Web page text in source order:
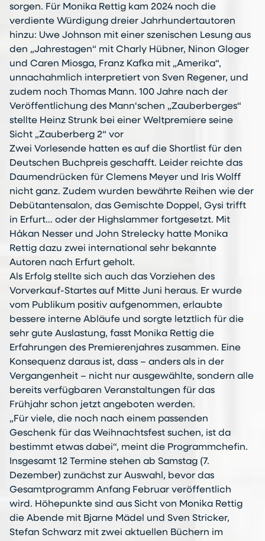
sorgen. Für Monika Rettig kam 2024 noch die
verdiente Würdigung dreier Jahrhundertautoren
hinzu: Uwe Johnson mit einer szenischen Lesung aus
den „Jahrestagen“ mit Charly Hübner, Ninon Gloger
und Caren Miosga, Franz Kafka mit „Amerika“,
unnachahmlich interpretiert von Sven Regener, und
zudem noch Thomas Mann. 100 Jahre nach der
Veröffentlichung des Mann‘schen „Zauberberges“
stellte Heinz Strunk bei einer Weltpremiere seine
Sicht „Zauberberg 2“ vor
Zwei Vorlesende hatten es auf die Shortlist für den
Deutschen Buchpreis geschafft. Leider reichte das
Daumendrücken für Clemens Meyer und Iris Wolff
nicht ganz. Zudem wurden bewährte Reihen wie der
Debütantensalon, das Gemischte Doppel, Gysi trifft
in Erfurt… oder der Highslammer fortgesetzt. Mit
Håkan Nesser und John Strelecky hatte Monika
Rettig dazu zwei international sehr bekannte
Autoren nach Erfurt geholt.
Als Erfolg stellte sich auch das Vorziehen des
Vorverkauf-Startes auf Mitte Juni heraus. Er wurde
vom Publikum positiv aufgenommen, erlaubte
bessere interne Abläufe und sorgte letztlich für die
sehr gute Auslastung, fasst Monika Rettig die
Erfahrungen des Premierenjahres zusammen. Eine
Konsequenz daraus ist, dass – anders als in der
Vergangenheit – nicht nur ausgewählte, sondern alle
bereits verfügbaren Veranstaltungen für das
Frühjahr schon jetzt angeboten werden.
„Für viele, die noch nach einem passenden
Geschenk für das Weihnachtsfest suchen, ist da
bestimmt etwas dabei“, meint die Programmchefin.
Insgesamt 12 Termine stehen ab Samstag (7.
Dezember) zunächst zur Auswahl, bevor das
Gesamtprogramm Anfang Februar veröffentlich
wird. Höhepunkte sind aus Sicht von Monika Rettig
die Abende mit Bjarne Mädel und Sven Stricker,
Stefan Schwarz mit zwei aktuellen Büchern im